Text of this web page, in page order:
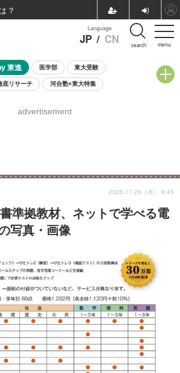
menu
Language
JP / CN search
東進 医学部 東大受験
底リサーチ 河合塾×東大特集
8月開催学校説明会・相談会
advertisement
準拠教材、ネットで学べる電
写真・画像
2025.11.26（水） 9:45